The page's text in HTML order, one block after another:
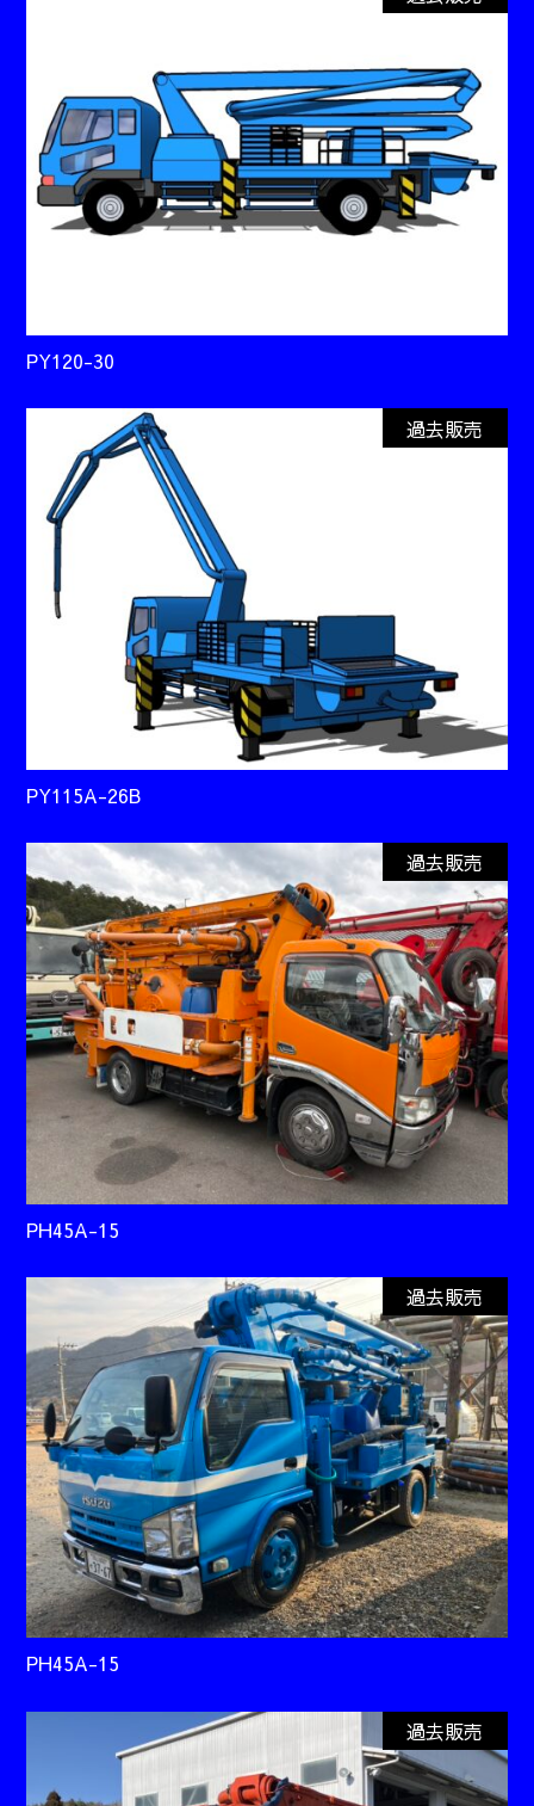
PY120-30
過去販売
PY115A-26B
過去販売
PH45A-15
過去販売
PH45A-15
過去販売